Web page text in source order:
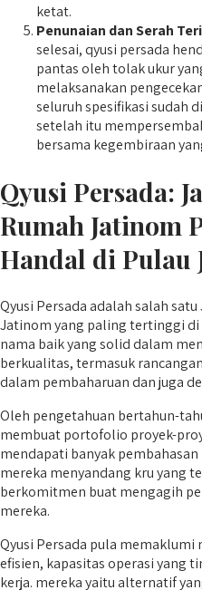
ketat.
Penunaian dan Serah
selesai, qyusi persada
pantas oleh tolak ukur
melaksanakan
seluruh spesifikasi sudah
setelah itu
bersama kegembiraan
Qyusi Persada:
Rumah Jatinom
Handal di Pulau
Qyusi Persada adalah salah
Jatinom yang paling tertinggi di
nama baik yang solid dalam
berkualitas, termasuk
dalam pembaharuan dan juga
Oleh pengetahuan bertahun-
membuat portofolio proyek-
mendapati banyak
mereka menyandang kru yang
berkomitmen buat mengagih
mereka.
Qyusi Persada pula memaklumi
efisien, kapasitas operasi yang
kerja. mereka yaitu alternatif